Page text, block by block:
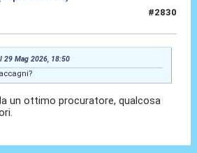
#2830
29 Mag 2026, 18:50
un ottimo procuratore, qualcosa